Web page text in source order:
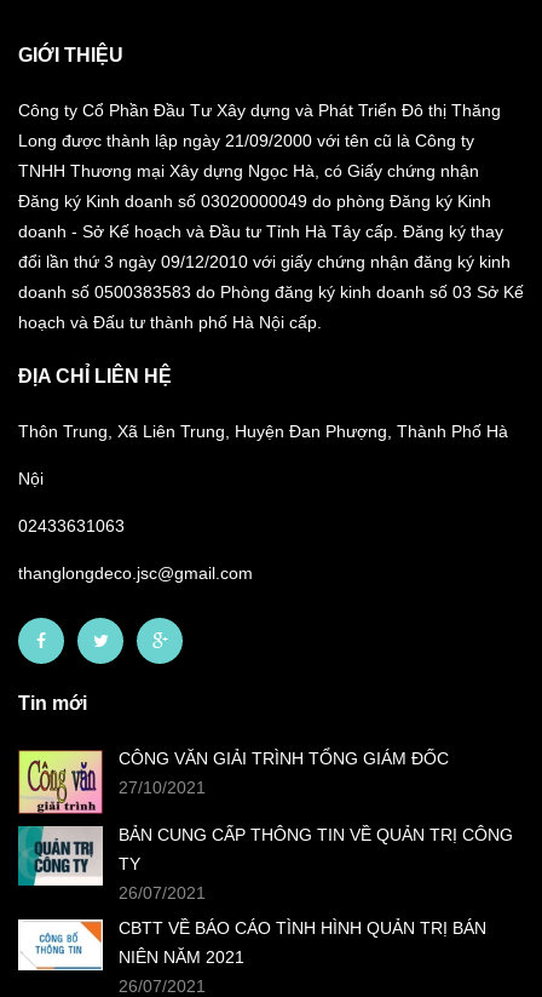
GIỚI THIỆU
Công ty Cổ Phần Đầu Tư Xây dựng và Phát Triển Đô thị Thăng
Long được thành lập ngày 21/09/2000 với tên cũ là Công ty
TNHH Thương mại Xây dựng Ngọc Hà, có Giấy chứng nhận
Đăng ký Kinh doanh số 03020000049 do phòng Đăng ký Kinh
doanh - Sở Kế hoạch và Đầu tư Tỉnh Hà Tây cấp. Đăng ký thay
đổi lần thứ 3 ngày 09/12/2010 với giấy chứng nhận đăng ký kinh
doanh số 0500383583 do Phòng đăng ký kinh doanh số 03 Sở Kế
hoạch và Đấu tư thành phố Hà Nội cấp.
ĐỊA CHỈ LIÊN HỆ
Thôn Trung, Xã Liên Trung, Huyện Đan Phượng, Thành Phố Hà
Nội
02433631063
thanglongdeco.jsc@gmail.com
Tin mới
CÔNG VĂN GIẢI TRÌNH TỔNG GIÁM ĐỐC
27/10/2021
BẢN CUNG CẤP THÔNG TIN VỀ QUẢN TRỊ CÔNG
TY
26/07/2021
CBTT VỀ BÁO CÁO TÌNH HÌNH QUẢN TRỊ BÁN
NIÊN NĂM 2021
26/07/2021